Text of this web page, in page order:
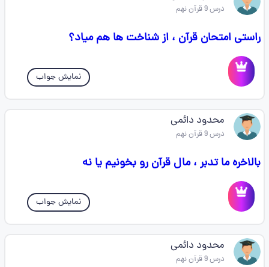
درس 9 قرآن نهم
راستی امتحان قرآن ، از شناخت ها هم میاد؟
نمایش جواب
محدود دائمی
درس 9 قرآن نهم
بالاخره ما تدبر ، مال قرآن رو بخونیم یا نه
نمایش جواب
محدود دائمی
درس 9 قرآن نهم